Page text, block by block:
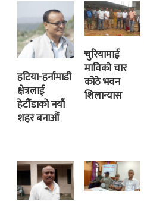
हटिया-हर्नामाडी
क्षेत्रलाई
हेटौंडाको नयाँ
शहर बनाऔं
चुरियामाई
माविको चार
कोठे भवन
शिलान्यास